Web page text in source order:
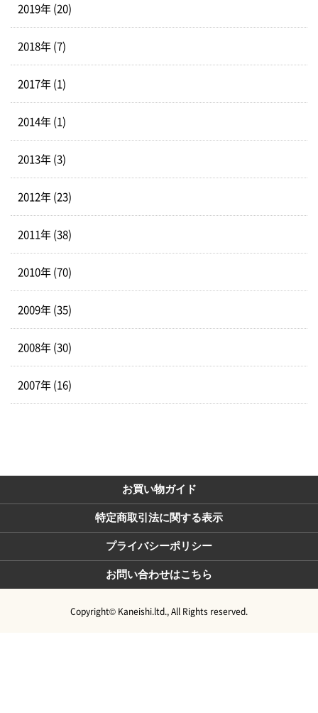
2019年 (20)
2018年 (7)
2017年 (1)
2014年 (1)
2013年 (3)
2012年 (23)
2011年 (38)
2010年 (70)
2009年 (35)
2008年 (30)
2007年 (16)
お買い物ガイド
特定商取引法に関する表示
プライバシーポリシー
お問い合わせはこちら
Copyright© Kaneishi.ltd., All Rights reserved.